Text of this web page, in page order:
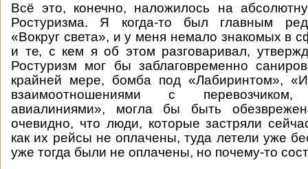
Всё это, конечно, наложилось на
Ростуризма. Я когда-то был главным
«Вокруг света», и у меня немало знакомых в
и те, с кем я об этом разговаривал,
Ростуризм мог бы заблаговременно
крайней мере, бомба под «Лабиринтом»,
взаимоотношениями с перевозчиком,
авиалиниями», могла бы быть
очевидно, что люди, которые застряли
как их рейсы не оплачены, туда летели уже
уже тогда были не оплачены, но почему-то